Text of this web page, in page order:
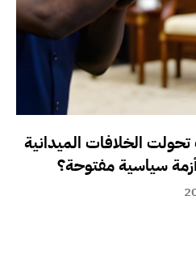
الخلافات الميدانية
سياسية مفتوحة؟